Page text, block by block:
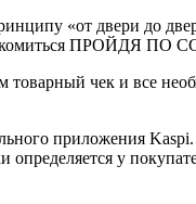
«от двери до
ПРОЙДЯ ПО
чек и все
приложения
у